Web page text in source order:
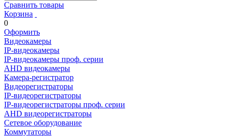
Сравнить товары
Корзина
0
Оформить
Видеокамеры
IP-видеокамеры
IP-видеокамеры проф. серии
AHD видеокамеры
Камера-регистратор
Видеорегистраторы
IP-видеорегистраторы
IP-видеорегистраторы проф. серии
AHD видеорегистраторы
Сетевое оборудование
Коммутаторы